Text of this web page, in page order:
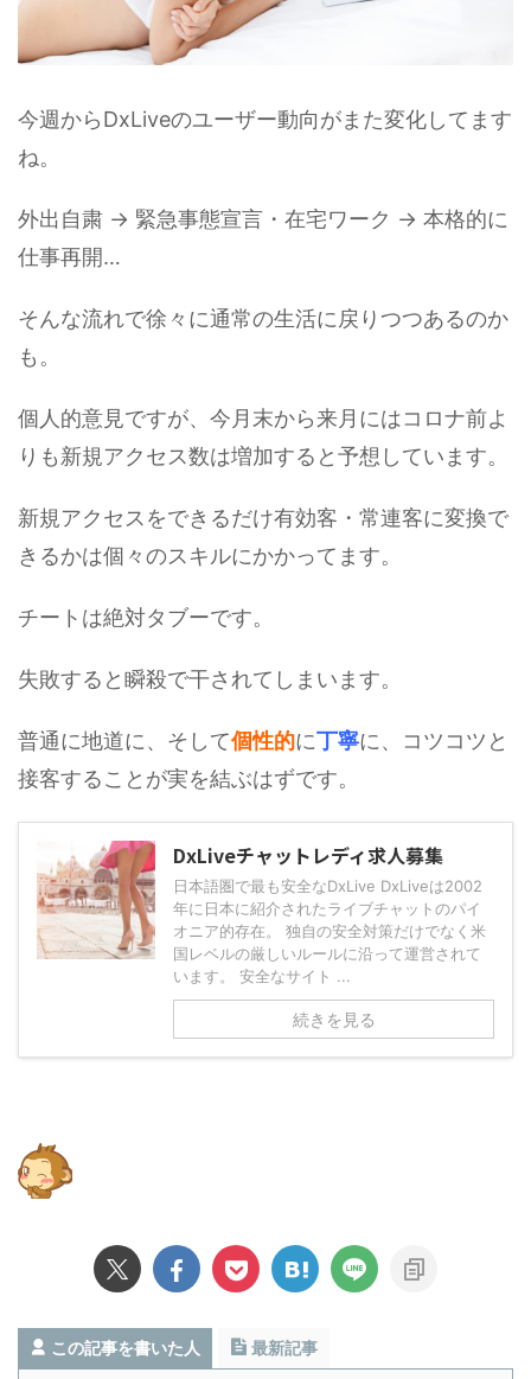
今週からDxLiveのユーザー動向がまた変化してます
ね。
外出自粛 → 緊急事態宣言・在宅ワーク → 本格的に
仕事再開…
そんな流れで徐々に通常の生活に戻りつつあるのか
も。
個人的意見ですが、今月末から来月にはコロナ前よ
りも新規アクセス数は増加すると予想しています。
新規アクセスをできるだけ有効客・常連客に変換で
きるかは個々のスキルにかかってます。
チートは絶対タブーです。
失敗すると瞬殺で干されてしまいます。
普通に地道に、そして個性的に丁寧に、コツコツと
接客することが実を結ぶはずです。
DxLiveチャットレディ求人募集
日本語圏で最も安全なDxLive DxLiveは2002
年に日本に紹介されたライブチャットのパイ
オニア的存在。 独自の安全対策だけでなく米
国レベルの厳しいルールに沿って運営されて
います。 安全なサイト ...
続きを見る
この記事を書いた人 最新記事